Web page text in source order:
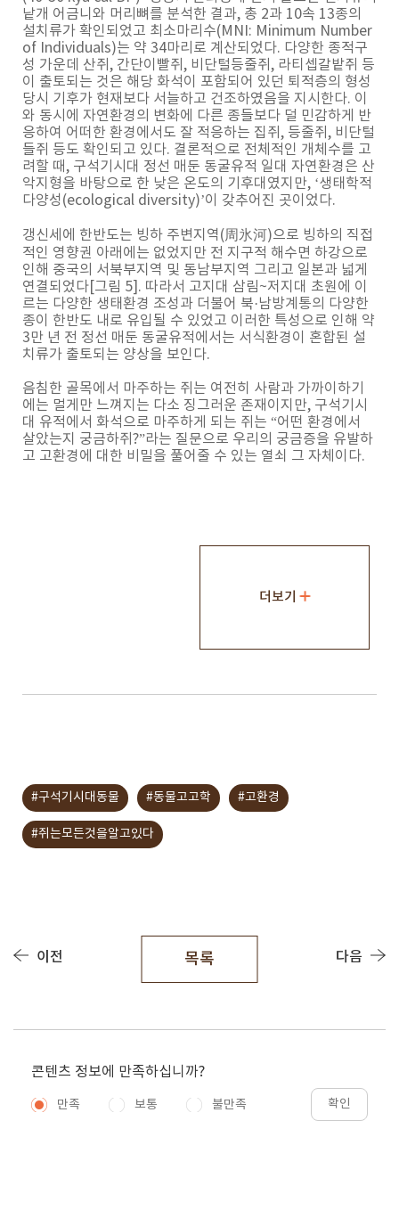
낱개 어금니와 머리뼈를 분석한 결과, 총 2과 10속 13종의
설치류가 확인되었고 최소마리수(MNI: Minimum Number
of Individuals)는 약 34마리로 계산되었다. 다양한 종적구
성 가운데 산쥐, 간단이빨쥐, 비단털등줄쥐, 라티셉갈밭쥐 등
이 출토되는 것은 해당 화석이 포함되어 있던 퇴적층의 형성
당시 기후가 현재보다 서늘하고 건조하였음을 지시한다. 이
와 동시에 자연환경의 변화에 다른 종들보다 덜 민감하게 반
응하여 어떠한 환경에서도 잘 적응하는 집쥐, 등줄쥐, 비단털
들쥐 등도 확인되고 있다. 결론적으로 전체적인 개체수를 고
려할 때, 구석기시대 정선 매둔 동굴유적 일대 자연환경은 산
악지형을 바탕으로 한 낮은 온도의 기후대였지만, ‘생태학적
다양성(ecological diversity)’이 갖추어진 곳이었다.
갱신세에 한반도는 빙하 주변지역(周氷河)으로 빙하의 직접
적인 영향권 아래에는 없었지만 전 지구적 해수면 하강으로
인해 중국의 서북부지역 및 동남부지역 그리고 일본과 넓게
연결되었다[그림 5]. 따라서 고지대 삼림~저지대 초원에 이
르는 다양한 생태환경 조성과 더불어 북·남방계통의 다양한
종이 한반도 내로 유입될 수 있었고 이러한 특성으로 인해 약
3만 년 전 정선 매둔 동굴유적에서는 서식환경이 혼합된 설
치류가 출토되는 양상을 보인다.
음침한 골목에서 마주하는 쥐는 여전히 사람과 가까이하기
에는 멀게만 느껴지는 다소 징그러운 존재이지만, 구석기시
대 유적에서 화석으로 마주하게 되는 쥐는 “어떤 환경에서
살았는지 궁금하쥐?”라는 질문으로 우리의 궁금증을 유발하
고 고환경에 대한 비밀을 풀어줄 수 있는 열쇠 그 자체이다.
더보기
#구석기시대동물 #동물고고학 #고환경
#쥐는모든것을알고있다
이전 목록 다음
콘텐츠 정보에 만족하십니까?
만족 보통 불만족 확인